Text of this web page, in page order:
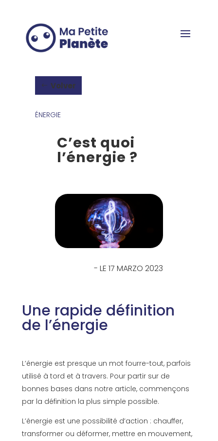
Volver
ÉNERGIE
C’est quoi
l’énergie ?
- LE 17 MARZO 2023
Une rapide définition
de l’énergie
L’énergie est presque un mot fourre-tout, parfois
utilisé à tord et à travers. Pour partir sur de
bonnes bases dans notre article, commençons
par la définition la plus simple possible.
L’énergie est une possibilité d’action : chauffer,
transformer ou déformer, mettre en mouvement,